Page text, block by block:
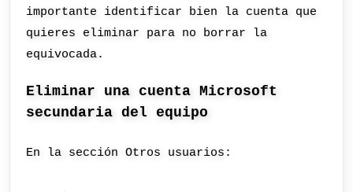
importante identificar bien la cuenta que
quieres eliminar para no borrar la
equivocada.
Eliminar una cuenta Microsoft
secundaria del equipo
En la sección Otros usuarios: